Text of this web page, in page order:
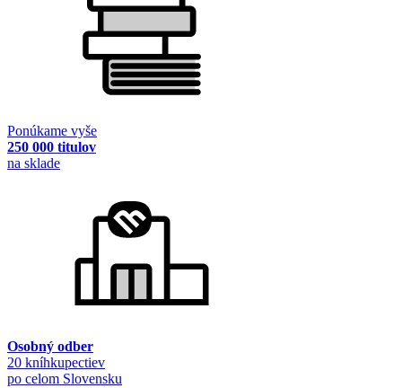
Ponúkame vyše
250 000 titulov
na sklade
Osobný odber
20 kníhkupectiev
po celom Slovensku